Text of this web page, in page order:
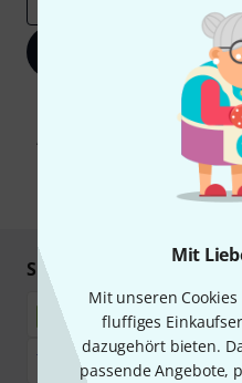
Mit
Mit unseren
fluffiges
dazugehört bieten.
passende Angebote,
Jetzt
Mit Klick auf „Jetzt anmelden“
Werbung und einer Messung
Abmeldung ist jederzeit möglich.
unseren
*
Sicher einkaufen &